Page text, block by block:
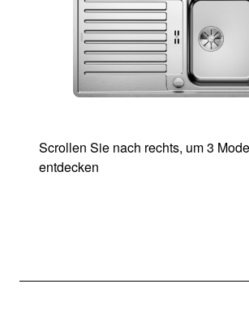
Scrollen Sie nach rechts, um 3
entdecken